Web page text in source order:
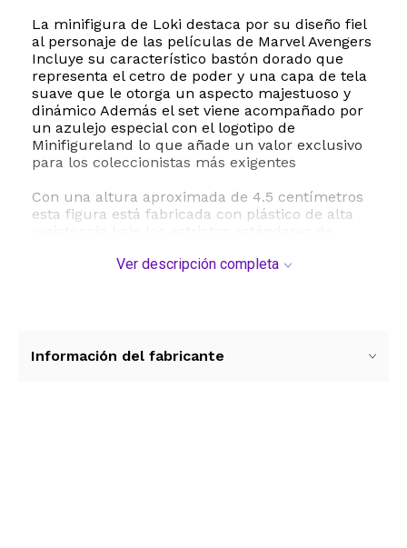
La minifigura de Loki destaca por su diseño fiel
al personaje de las películas de Marvel Avengers
Incluye su característico bastón dorado que
representa el cetro de poder y una capa de tela
suave que le otorga un aspecto majestuoso y
dinámico Además el set viene acompañado por
un azulejo especial con el logotipo de
Minifigureland lo que añade un valor exclusivo
para los coleccionistas más exigentes
Con una altura aproximada de 4.5 centímetros
esta figura está fabricada con plástico de alta
entrega en piezas sueltas listo para ser
Ver descripción completa
Información del fabricante